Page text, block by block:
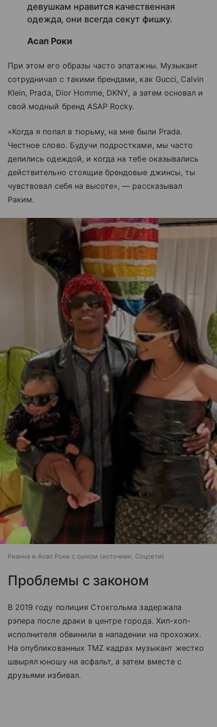
девушкам нравится качественная
одежда, они всегда секут фишку.
Асап Роки
При этом его образы часто эпатажны. Музыкант
сотрудничал с такими брендами, как Gucci, Calvin
Klein, Prada, Dior Homme, DKNY, а затем основал и
свой модный бренд ASAP Rocky.
«Когда я попал в тюрьму, на мне были Prada.
Честное слово. Будучи подростками, мы часто
делились одеждой, и когда на тебе оказывались
действительно стоящие брендовые джинсы, ты
чувствовал себя на высоте», — рассказывал
Раким.
Рианна и Асап Роки с сыном источник: Соцсети
Проблемы с законом
В 2019 году полиция Стокгольма задержала
рэпера после драки в центре города. Хип-хоп-
исполнителя обвинили в нападении на прохожих.
На опубликованных TMZ кадрах музыкант жестко
швырял юношу на асфальт, а затем вместе с
друзьями избивал.